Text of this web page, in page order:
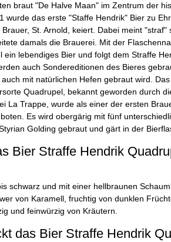
braut "De Halve Maan" im Zentrum der
wurde das erste "Staffe Hendrik" Bier zu
St. Arnold, keiert. Dabei meint "straf"
damals die Brauerei. Mit der
ein lebendiges Bier und folgt dem Straffe
auch Sondereditionen des Bieres
mit natürlichen Hefen gebraut wird.
Quadrupel, bekannt geworden durch
La Trappe, wurde als einer der ersten
Es wird obergärig mit fünf
Golding gebraut und gärt in der
Bier Straffe Hendrik
schwarz und mit einer hellbraunen
von Karamell, fruchtig von dunklen
und feinwürzig von Kräutern.
das Bier Straffe Hendrik